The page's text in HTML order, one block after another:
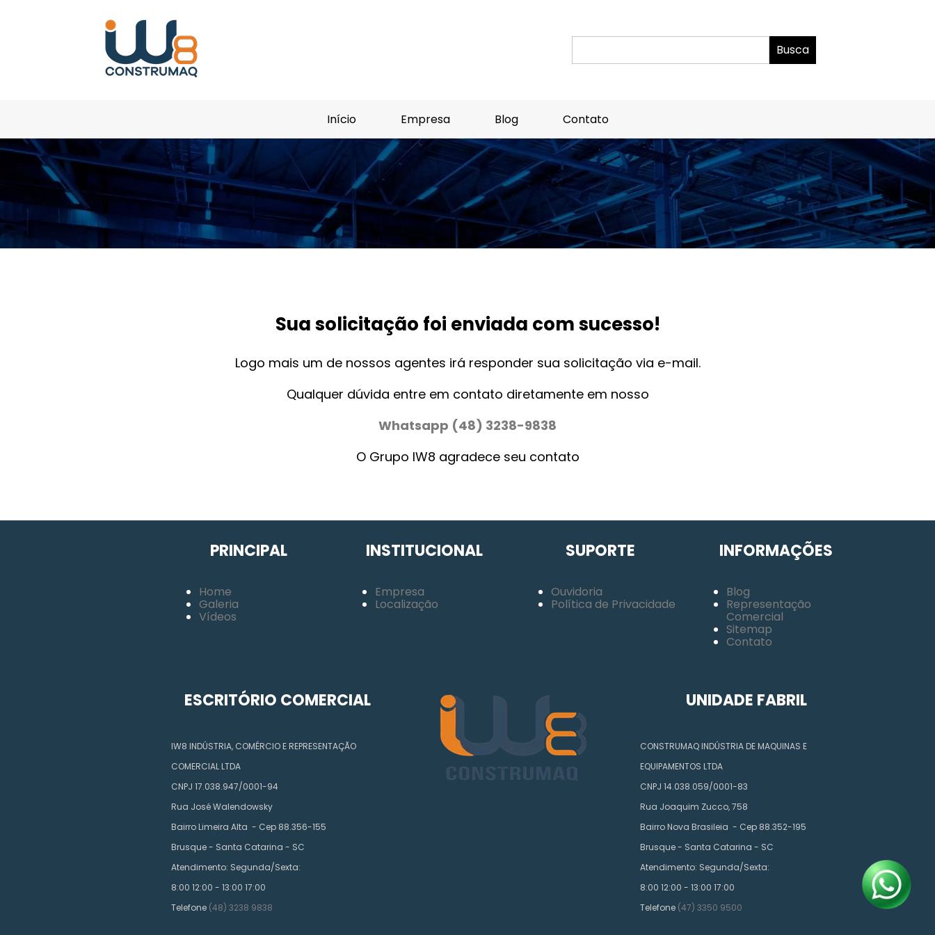
Início Empresa Blog Contato
Sua solicitação foi enviada com sucesso!
Logo mais um de nossos agentes irá responder sua solicitação via e-mail.
Qualquer dúvida entre em contato diretamente em nosso
Whatsapp (48) 3238-9838
O Grupo IW8 agradece seu contato
PRINCIPAL
Home
Galeria
Vídeos
INSTITUCIONAL
Empresa
Localização
SUPORTE
Ouvidoria
Política de Privacidade
INFORMAÇÕES
Blog
Representação
Comercial
Sitemap
Contato
ESCRITÓRIO COMERCIAL
IW8 INDÚSTRIA, COMÉRCIO E REPRESENTAÇÃO
COMERCIAL LTDA
CNPJ 17.038.947/0001-94
Rua José Walendowsky
Bairro Limeira Alta - Cep 88.356-155
Brusque - Santa Catarina - SC
Atendimento: Segunda/Sexta:
8:00 12:00 - 13:00 17:00
Telefone (48) 3238 9838
UNIDADE FABRIL
CONSTRUMAQ INDÚSTRIA DE MAQUINAS E
EQUIPAMENTOS LTDA
CNPJ 14.038.059/0001-83
Rua Joaquim Zucco, 758
Bairro Nova Brasileia - Cep 88.352-195
Brusque - Santa Catarina - SC
Atendimento: Segunda/Sexta:
8:00 12:00 - 13:00 17:00
Telefone (47) 3350 9500